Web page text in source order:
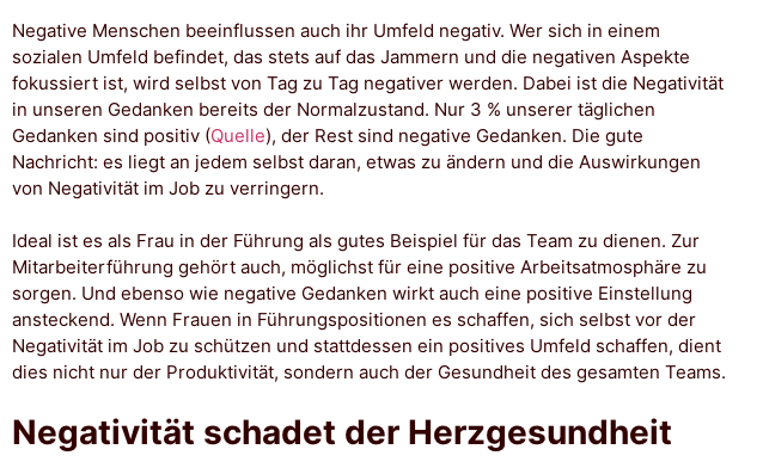
Negative Menschen beeinflussen auch ihr Umfeld negativ. Wer sich in einem
sozialen Umfeld befindet, das stets auf das Jammern und die negativen Aspekte
fokussiert ist, wird selbst von Tag zu Tag negativer werden. Dabei ist die Negativität
in unseren Gedanken bereits der Normalzustand. Nur 3 % unserer täglichen
Gedanken sind positiv (Quelle), der Rest sind negative Gedanken. Die gute
Nachricht: es liegt an jedem selbst daran, etwas zu ändern und die Auswirkungen
von Negativität im Job zu verringern.
Ideal ist es als Frau in der Führung als gutes Beispiel für das Team zu dienen. Zur
Mitarbeiterführung gehört auch, möglichst für eine positive Arbeitsatmosphäre zu
sorgen. Und ebenso wie negative Gedanken wirkt auch eine positive Einstellung
ansteckend. Wenn Frauen in Führungspositionen es schaffen, sich selbst vor der
Negativität im Job zu schützen und stattdessen ein positives Umfeld schaffen, dient
dies nicht nur der Produktivität, sondern auch der Gesundheit des gesamten Teams.
Negativität schadet der Herzgesundheit